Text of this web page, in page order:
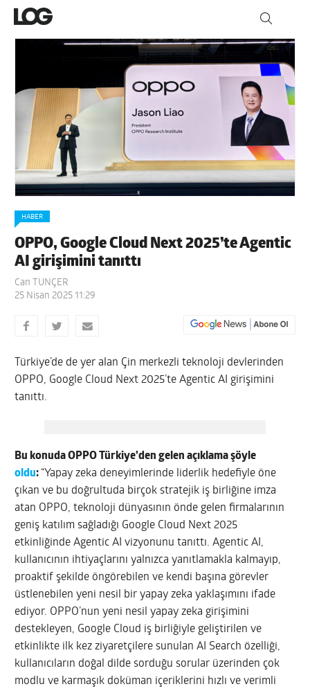
HABER
OPPO, Google Cloud Next 2025’te Agentic
AI girişimini tanıttı
Can TUNÇER
25 Nisan 2025 11:29
Türkiye’de de yer alan Çin merkezli teknoloji devlerinden
OPPO, Google Cloud Next 2025’te Agentic AI girişimini
tanıttı.
Bu konuda OPPO Türkiye’den gelen açıklama şöyle
oldu: “Yapay zeka deneyimlerinde liderlik hedefiyle öne
çıkan ve bu doğrultuda birçok stratejik iş birliğine imza
atan OPPO, teknoloji dünyasının önde gelen firmalarının
geniş katılım sağladığı Google Cloud Next 2025
etkinliğinde Agentic AI vizyonunu tanıttı. Agentic AI,
kullanıcının ihtiyaçlarını yalnızca yanıtlamakla kalmayıp,
proaktif şekilde öngörebilen ve kendi başına görevler
üstlenebilen yeni nesil bir yapay zeka yaklaşımını ifade
ediyor. OPPO’nun yeni nesil yapay zeka girişimini
destekleyen, Google Cloud iş birliğiyle geliştirilen ve
etkinlikte ilk kez ziyaretçilere sunulan AI Search özelliği,
kullanıcıların doğal dilde sorduğu sorular üzerinden çok
modlu ve karmaşık doküman içeriklerini hızlı ve verimli